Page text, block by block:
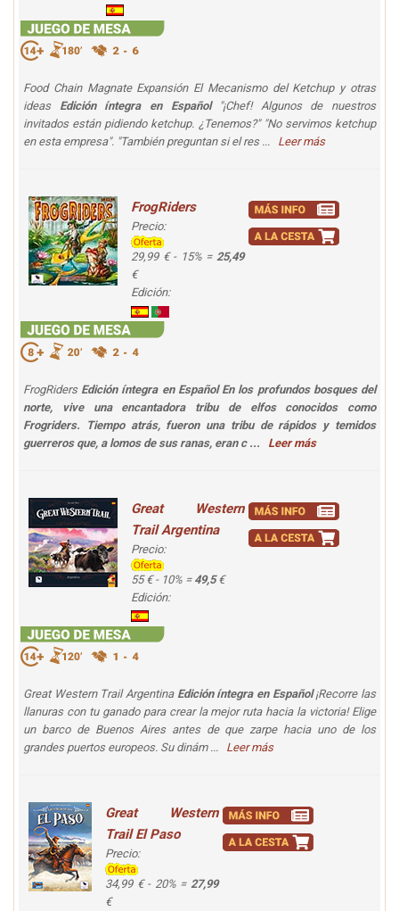
Food Chain Magnate Expansión El Mecanismo del Ketchup y otras
ideas Edición íntegra en Español
"¡Chef! Algunos de nuestros
invitados están pidiendo ketchup. ¿Tenemos?" "No servimos ketchup
en esta empresa". "También preguntan si el res ... Leer más
FrogRiders
Precio:
29,99 € - 15% =25,49
€
Edición:
FrogRiders Edición íntegra en Español En los profundos bosques del
norte, vive una encantadora tribu de elfos conocidos como
Frogriders. Tiempo atrás, fueron una tribu de rápidos y temidos
guerreros que, a lomos de sus ranas, eran c ... Leer más
Great Western
Trail Argentina
Precio:
55 € - 10% = 49,5€
Edición:
Great Western Trail Argentina Edición íntegra en Español¡Recorre las
llanuras con tu ganado para crear la mejor ruta hacia la victoria! Elige
un barco de Buenos Aires antes de que zarpe hacia uno de los
grandes puertos europeos. Su dinám ... Leer más
Great Western
Trail El Paso
Precio:
34,99 € - 20% = 27,99
€